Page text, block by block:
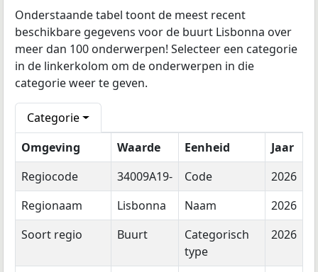
Onderstaande tabel toont de meest recent
beschikbare gegevens voor de buurt Lisbonna over
meer dan 100 onderwerpen! Selecteer een categorie
in de linkerkolom om de onderwerpen in die
categorie weer te geven.
Categorie
Omgeving
Waarde Eenheid
Jaar
Regiocode
34009A19- Code
2026
Regionaam
Lisbonna Naam
2026
Soort regio
Buurt
Categorisch
type
2026